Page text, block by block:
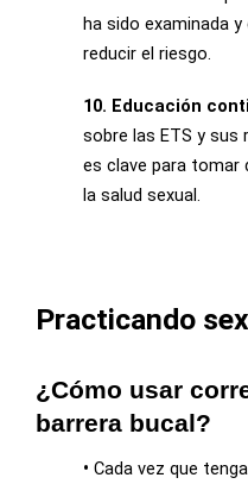
ha sido examinada
reducir el riesgo.
10. Educación
sobre las ETS y sus
es clave para tomar
la salud sexual.
Practicando
¿Cómo usar
barrera bucal?
• Cada vez que